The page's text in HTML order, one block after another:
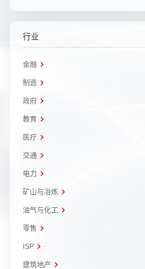
行业
金融
制造
政府
教育
医疗
交通
电力
矿山与冶炼
油气与化工
零售
ISP
建筑地产